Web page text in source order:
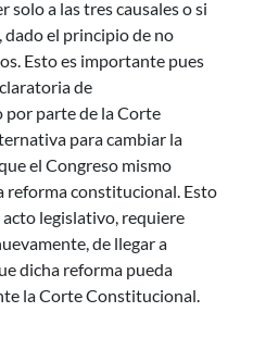
solo a las tres causales o si
el principio de no
Esto es importante pues
de
parte de la Corte
para cambiar la
el Congreso mismo
reforma constitucional. Esto
legislativo, requiere
de llegar a
dicha reforma pueda
la Corte Constitucional.